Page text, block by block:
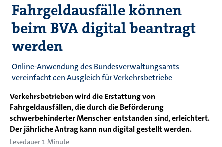
Fahrgeldausfälle können
beim BVA digital beantragt
werden
Online-Anwendung des Bundesverwaltungsamts
vereinfacht den Ausgleich für Verkehrsbetriebe
Verkehrsbetrieben wird die Erstattung von
Fahrgeldausfällen, die durch die Beförderung
schwerbehinderter Menschen entstanden sind, erleichtert.
Der jährliche Antrag kann nun digital gestellt werden.
Lesedauer 1 Minute